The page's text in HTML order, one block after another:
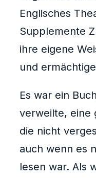
Englisches
Supplemente
ihre eigene
und
Es war ein
verweilte, eine
die nicht
auch wenn es
lesen war. Als